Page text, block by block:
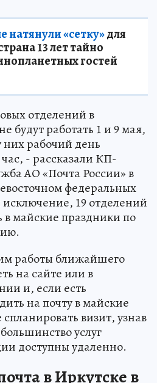
«сетку»для
13 лет тайно
гостей
отделений в
будут работать 1 и 9 мая,
них рабочий день
- рассказали КП-
АО «Почта России» в
федеральных
исключение, 19 отделений
в майские праздники по
работы ближайшего
на сайте или в
и, если есть
на почту в майские
визит, узнав
услуг
доступны удаленно.
в Иркутске в